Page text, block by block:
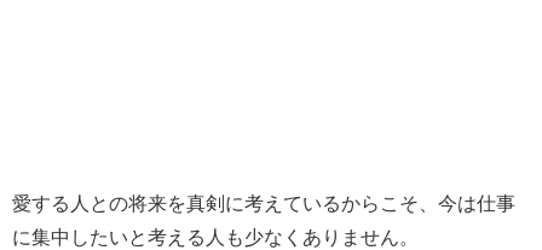
愛する人との将来を真剣に考えているからこそ、今は仕事
に集中したいと考える人も少なくありません。